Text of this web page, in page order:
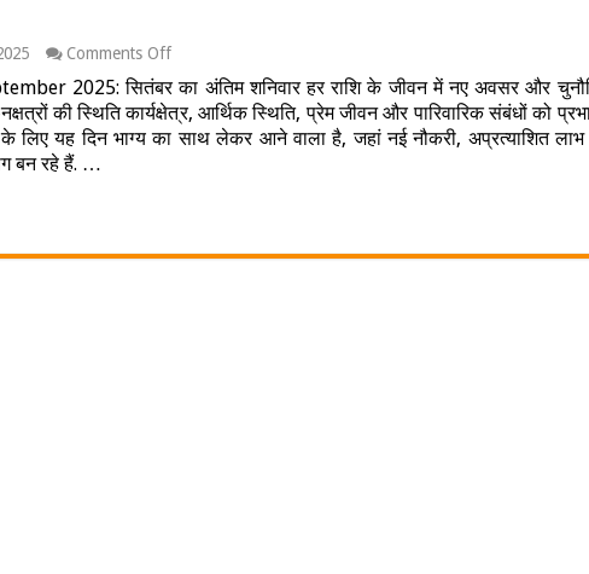
Comments Offon
12
राशियों
का
मिलेगा
2025: सितंबर का अंतिम शनिवार हर राशि के जीवन में नए अवसर और
की स्थिति कार्यक्षेत्र, आर्थिक स्थिति, प्रेम जीवन और पारिवारिक संबंधों को
के लिए यह दिन भाग्य का साथ लेकर आने वाला है, जहां नई नौकरी, अप्रत्याशित
बन रहे हैं. …